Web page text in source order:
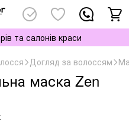
та салонів краси
Догляд за волоссям
маска Zen